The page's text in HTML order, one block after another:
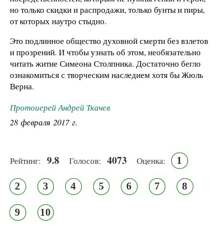
но только скидки и распродажи, только бунты и пиры,
от которых наутро стыдно.
Это подлинное общество духовной смерти без взлетов
и прозрений. И чтобы узнать об этом, необязательно
читать житие Симеона Столпника. Достаточно бегло
ознакомиться с творческим наследием хотя бы Жюль
Верна.
Протоиерей Андрей Ткачев
28 февраля 2017 г.
Рейтинг: 9.8 Голосов: 4073 Оценка: 1
2 3 4 5 6 7 8
9 10